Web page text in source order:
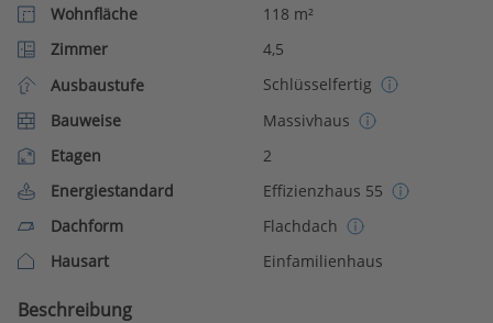
Wohnfläche
118 m²
Zimmer
4,5
Ausbaustufe
Schlüsselfertig
Bauweise
Massivhaus
Etagen
2
Energiestandard
Effizienzhaus 55
Dachform
Flachdach
Hausart
Einfamilienhaus
Beschreibung